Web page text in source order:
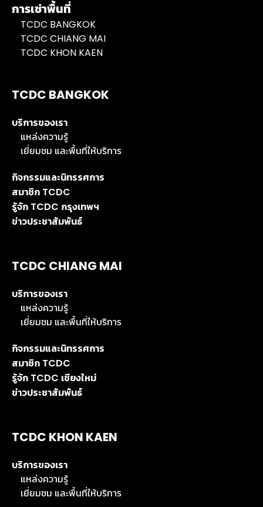
การเช่าพื้นที่
TCDC BANGKOK
TCDC CHIANG MAI
TCDC KHON KAEN
TCDC BANGKOK
บริการของเรา
แหล่งความรู้
เยี่ยมชม และพื้นที่ให้บริการ
กิจกรรมและนิทรรศการ
สมาชิก TCDC
รู้จัก TCDC กรุงเทพฯ
ข่าวประชาสัมพันธ์
TCDC CHIANG MAI
บริการของเรา
แหล่งความรู้
เยี่ยมชม และพื้นที่ให้บริการ
กิจกรรมและนิทรรศการ
สมาชิก TCDC
รู้จัก TCDC เชียงใหม่
ข่าวประชาสัมพันธ์
TCDC KHON KAEN
บริการของเรา
แหล่งความรู้
เยี่ยมชม และพื้นที่ให้บริการ